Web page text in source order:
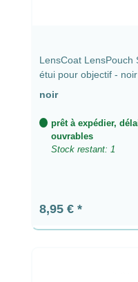
LensCoat
étui pour objectif - noir
noir
prêt à expédier,
ouvrables
Stock restant: 1
Prix régulier :
8,95 €